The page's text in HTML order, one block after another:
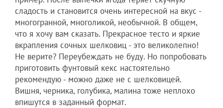
сладость и становится очень интересной на вкус -
многогранной, многоликой, необычной. В общем,
что я хочу вам сказать. Прекрасное тесто и яркие
вкрапления сочных шелковиц - это великолепно!
Не верите? Переубеждать не буду. Но попробовать
приготовить фунтовый кекс настоятельно
рекомендую - можно даже не с шелковицей.
Вишня, черника, голубика, малина тоже неплохо
впишутся в заданный формат.